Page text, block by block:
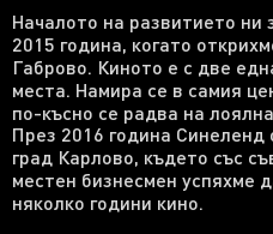
Началото на развитието ни
2015 година, когато
Габрово. Киното е с две
места. Намира се в самия
по-късно се радва на
През 2016 година Синеленд
град Карлово, където със
местен бизнесмен успяхме
няколко години кино.